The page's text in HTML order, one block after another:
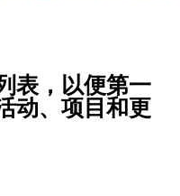
表，以便第一
动、项目和更